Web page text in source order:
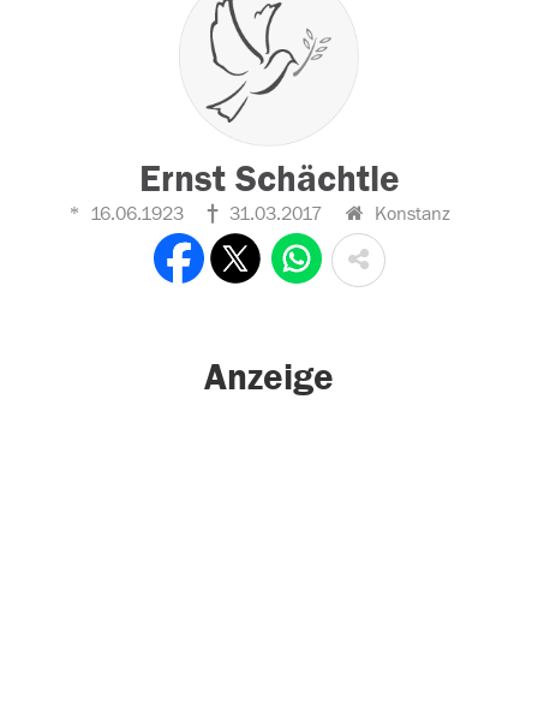
Ernst Schächtle
16.06.1923 31.03.2017 Konstanz
Anzeige